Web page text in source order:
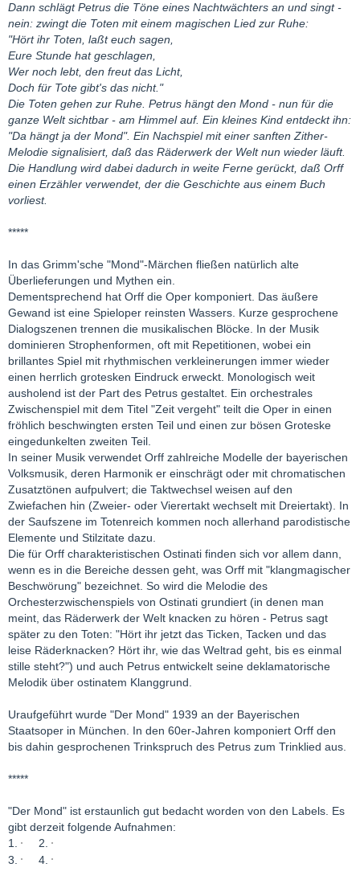
Dann schlägt Petrus die Töne eines Nachtwächters an und singt -
nein: zwingt die Toten mit einem magischen Lied zur Ruhe:
"Hört ihr Toten, laßt euch sagen,
Eure Stunde hat geschlagen,
Wer noch lebt, den freut das Licht,
Doch für Tote gibt's das nicht."
Die Toten gehen zur Ruhe. Petrus hängt den Mond - nun für die
ganze Welt sichtbar - am Himmel auf. Ein kleines Kind entdeckt ihn:
"Da hängt ja der Mond". Ein Nachspiel mit einer sanften Zither-
Melodie signalisiert, daß das Räderwerk der Welt nun wieder läuft.
Die Handlung wird dabei dadurch in weite Ferne gerückt, daß Orff
einen Erzähler verwendet, der die Geschichte aus einem Buch
vorliest.
*****
In das Grimm'sche "Mond"-Märchen fließen natürlich alte
Überlieferungen und Mythen ein.
Dementsprechend hat Orff die Oper komponiert. Das äußere
Gewand ist eine Spieloper reinsten Wassers. Kurze gesprochene
Dialogszenen trennen die musikalischen Blöcke. In der Musik
dominieren Strophenformen, oft mit Repetitionen, wobei ein
brillantes Spiel mit rhythmischen verkleinerungen immer wieder
einen herrlich grotesken Eindruck erweckt. Monologisch weit
ausholend ist der Part des Petrus gestaltet. Ein orchestrales
Zwischenspiel mit dem Titel "Zeit vergeht" teilt die Oper in einen
fröhlich beschwingten ersten Teil und einen zur bösen Groteske
eingedunkelten zweiten Teil.
In seiner Musik verwendet Orff zahlreiche Modelle der bayerischen
Volksmusik, deren Harmonik er einschrägt oder mit chromatischen
Zusatztönen aufpulvert; die Taktwechsel weisen auf den
Zwiefachen hin (Zweier- oder Vierertakt wechselt mit Dreiertakt). In
der Saufszene im Totenreich kommen noch allerhand parodistische
Elemente und Stilzitate dazu.
Die für Orff charakteristischen Ostinati finden sich vor allem dann,
wenn es in die Bereiche dessen geht, was Orff mit "klangmagischer
Beschwörung" bezeichnet. So wird die Melodie des
Orchesterzwischenspiels von Ostinati grundiert (in denen man
meint, das Räderwerk der Welt knacken zu hören - Petrus sagt
später zu den Toten: "Hört ihr jetzt das Ticken, Tacken und das
leise Räderknacken? Hört ihr, wie das Weltrad geht, bis es einmal
stille steht?") und auch Petrus entwickelt seine deklamatorische
Melodik über ostinatem Klanggrund.
Uraufgeführt wurde "Der Mond" 1939 an der Bayerischen
Staatsoper in München. In den 60er-Jahren komponiert Orff den
bis dahin gesprochenen Trinkspruch des Petrus zum Trinklied aus.
*****
"Der Mond" ist erstaunlich gut bedacht worden von den Labels. Es
gibt derzeit folgende Aufnahmen:
1.
2.
3.
4.